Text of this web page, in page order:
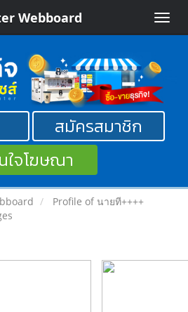
Toggle
Webboard
สมัครสมาชิก
ใจโฆษณา
Profile of นายที++++